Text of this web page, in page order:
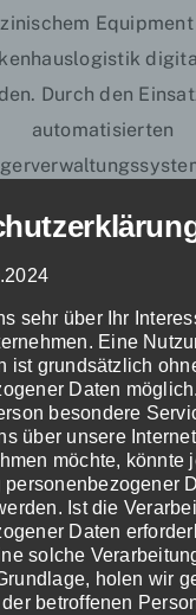
Durch den
automatisierten
überwacht
werden.
den Zeitaufwand
und das
die Digitalisierung im
von Rückrufen
kann
sehr über Ihr
Eine
ist grundsätzlich
Daten
besondere
über unsere
möchte, könnte
personenbezogener
Ist die
Daten
solche
holen wir
betroffenen